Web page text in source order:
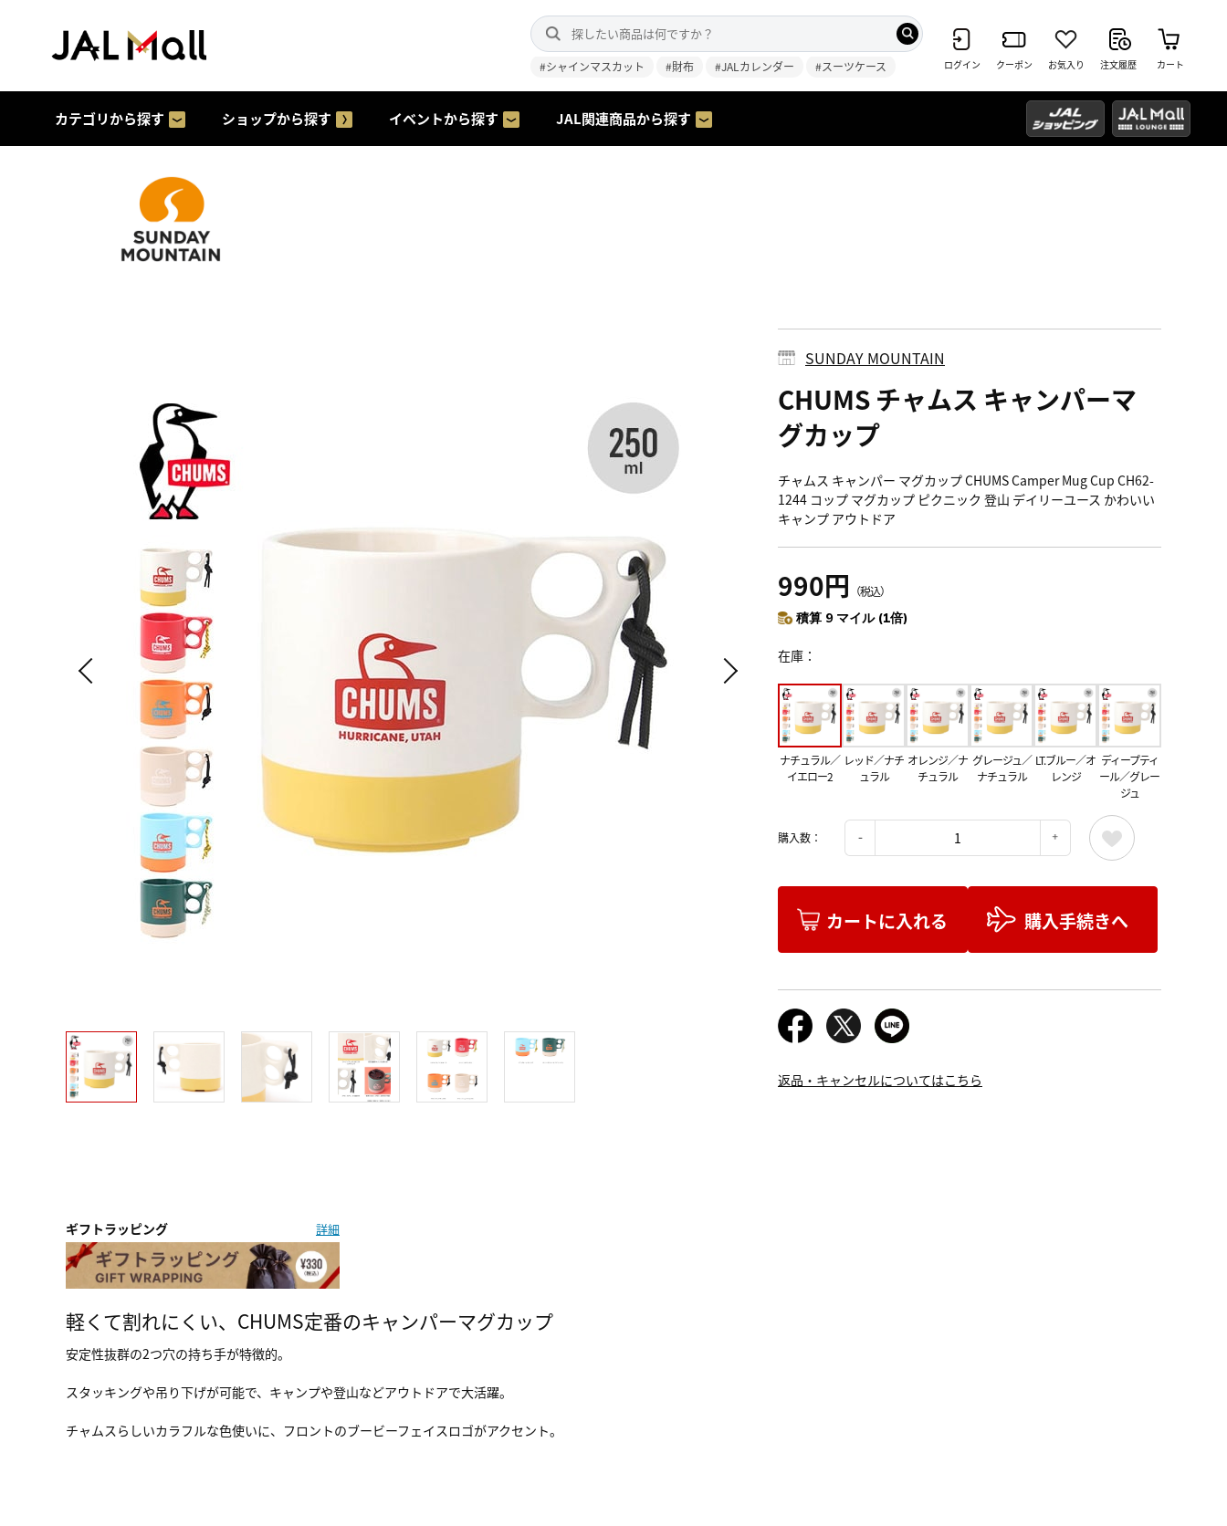
#シャインマスカット #財布 #JALカレンダー #スーツケース ログイン クーポン お気入り 注文履歴 カート
カテゴリから探す ショップから探す イベントから探す JAL関連商品から探す
SUNDAY MOUNTAIN
CHUMS チャムス キャンパーマ
グカップ
チャムス キャンパー マグカップ CHUMS Camper Mug Cup CH62-
1244 コップ マグカップ ピクニック 登山 デイリーユース かわいい
キャンプ アウトドア
990円 （税込）
積算 9 マイル (1倍)
在庫
ナチュラル／
イエロー2
レッド／ナチ
ュラル
オレンジ／ナ
チュラル
グレージュ／
ナチュラル
LT.ブルー／オ
レンジ
ディープティ
ール／グレー
ジュ
購入数：
カートに入れる 購入手続きへ
返品・キャンセルについてはこちら
ギフトラッピング 詳細
軽くて割れにくい、CHUMS定番のキャンパーマグカップ
安定性抜群の2つ穴の持ち手が特徴的。
スタッキングや吊り下げが可能で、キャンプや登山などアウトドアで大活躍。
チャムスらしいカラフルな色使いに、フロントのブービーフェイスロゴがアクセント。